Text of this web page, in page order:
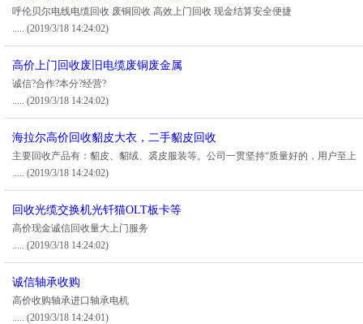
呼伦贝尔电线电缆回收 废铜回收 高效上门回收 现金结算安全便捷
..... (2019/3/18 14:24:02)
高价上门回收废旧电缆废铜废金属
诚信?合作?本分?经营?
..... (2019/3/18 14:24:02)
海拉尔高价回收貂皮大衣，二手貂皮回收
主要回收产品有：貂皮、貂绒、裘皮服装等。公司一贯坚持“质量好的，用户至上
..... (2019/3/18 14:24:02)
回收光缆交换机光钎猫OLT板卡等
高价现金诚信回收量大上门服务
..... (2019/3/18 14:24:02)
诚信轴承收购
高价收购轴承进口轴承电机
..... (2019/3/18 14:24:01)